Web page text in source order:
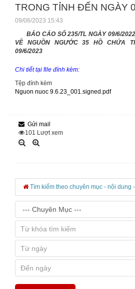
TRONG TỈNH ĐẾN NGÀY
09/06/2023 15:43
BÁO CÁO SỐ 235/TL NGÀY 09/6/
VỀ NGUỒN NGƯỚC 35 HỒ CHỨA
09/6/2023
Chi tiết tại file đính kèm:
Tệp đính kèm
Nguon nuoc 9.6.23_001.signed.pdf
Gửi mail
101 Lượt xem
Tìm kiếm theo chuyên mục - nội dung